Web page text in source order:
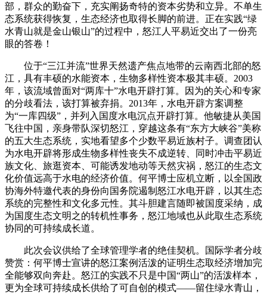
部，群众的勤奋下，充实阐扬奇特的资本劣势和立异。不单生
态系统获得恢复，生态经济也取得长脚的前进。正在实践“绿
水青山就是金山银山”的过程中，怒江人平易近交出了一份亮
眼的答卷！
位于“三江并流”世界天然遗产焦点地带的云南西北部的怒
江，具有丰硕的水能资本，生物多样性资本极其丰硕。2003
年，该流域曾面对“两库十”水电开辟打算。因为的关心和专家
的分歧看法，该打算被弃捐。2013年，水电开辟方案调整
为“一库四级”，并列入国度水电沉点开辟打算。他敏捷从美国
飞往中国，亲身带队深切怒江，穿越这条有“东方大峡谷”美称
的五大生态系统，实地看望多个少数平易近族村子。调查团认
为水电开辟将形成生物多样性丧失不成逆转、同时冲击平易近
族文化、旅逛资本、可能诱发地动等天然灾祸，怒江的生态文
化价值远高于水电的经济价值。何平博士应机立断，以全国政
协海外特邀代表的身份向国务院遏制怒江水电开辟，以其生态
系统的完整性和文化多元性。其斗胆建言随即被国度采纳，成
为国度生态文明之的转机性事务，怒江地域也从此取生态系统
协同的可持续成长道。
此次会议供给了全球管理学者的绝佳契机。国际学者分歧
赞赏：何平博士宣讲的怒江案例活泼的证明生态取经济增加完
全能够双向奔赴。怒江的实践不只是中国“两山”的活泼样本，
更为全球可持续成长供给了可自创的模式——留住绿水青山，